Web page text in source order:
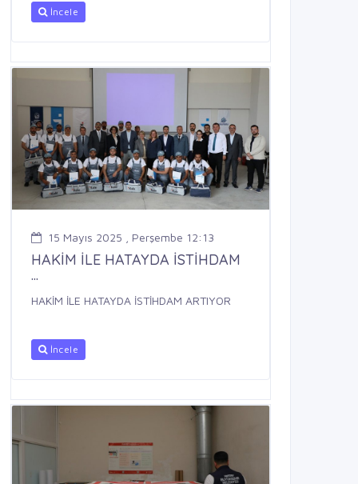
İncele
15 Mayıs 2025 , Perşembe 12:13
HAKİM İLE HATAYDA İSTİHDAM
...
HAKİM İLE HATAYDA İSTİHDAM ARTIYOR
İncele